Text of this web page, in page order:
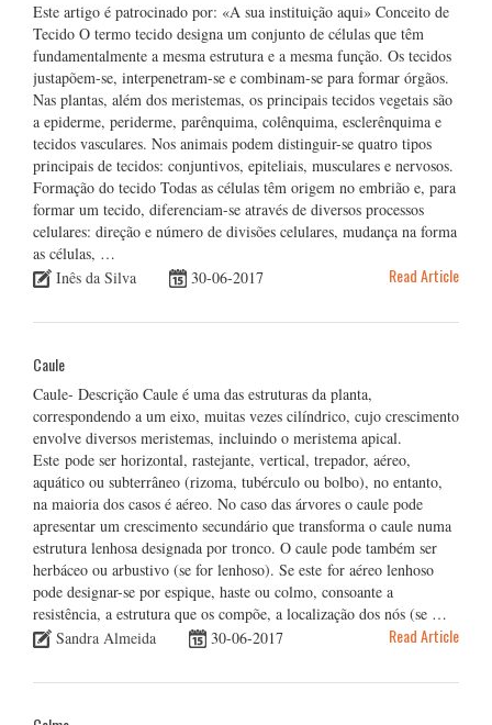
Este artigo é patrocinado por: «A sua instituição aqui» Conceito de
Tecido O termo tecido designa um conjunto de células que têm
fundamentalmente a mesma estrutura e a mesma função. Os tecidos
justapõem-se, interpenetram-se e combinam-se para formar órgãos.
Nas plantas, além dos meristemas, os principais tecidos vegetais são
a epiderme, periderme, parênquima, colênquima, esclerênquima e
tecidos vasculares. Nos animais podem distinguir-se quatro tipos
principais de tecidos: conjuntivos, epiteliais, musculares e nervosos.
Formação do tecido Todas as células têm origem no embrião e, para
formar um tecido, diferenciam-se através de diversos processos
celulares: direção e número de divisões celulares, mudança na forma
as células, …
Inês da Silva
30-06-2017 Read Article
Caule
Caule- Descrição Caule é uma das estruturas da planta,
correspondendo a um eixo, muitas vezes cilíndrico, cujo crescimento
envolve diversos meristemas, incluindo o meristema apical.
Este pode ser horizontal, rastejante, vertical, trepador, aéreo,
aquático ou subterrâneo (rizoma, tubérculo ou bolbo), no entanto,
na maioria dos casos é aéreo. No caso das árvores o caule pode
apresentar um crescimento secundário que transforma o caule numa
estrutura lenhosa designada por tronco. O caule pode também ser
herbáceo ou arbustivo (se for lenhoso). Se este for aéreo lenhoso
pode designar-se por espique, haste ou colmo, consoante a
resistência, a estrutura que os compõe, a localização dos nós (se …
Sandra Almeida
30-06-2017 Read Article